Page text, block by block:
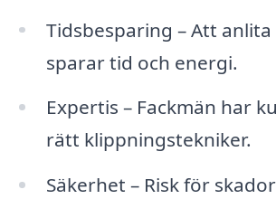
Tidsbesparing – Att
sparar tid och energi.
Expertis – Fackmän har
rätt klippningstekniker.
Säkerhet – Risk för